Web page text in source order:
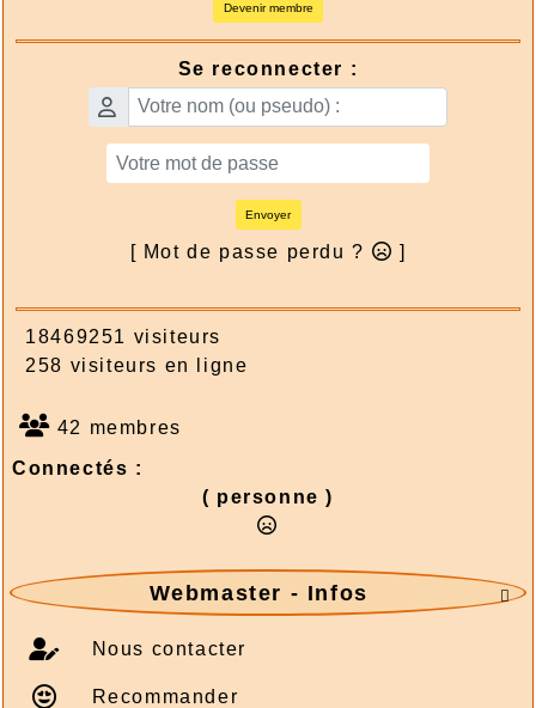
Devenir membre
Se reconnecter :
Envoyer
[ Mot de passe perdu ? ]
18469251 visiteurs
258 visiteurs en ligne
42 membres
Connectés :
( personne )

Webmaster - Infos
Nous contacter
Recommander